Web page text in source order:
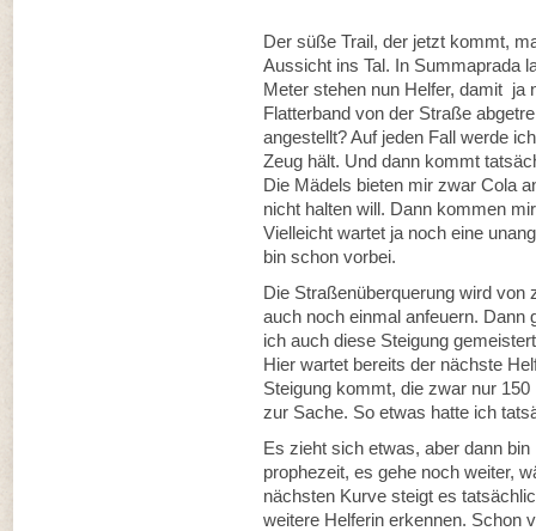
Der süße Trail, der jetzt kommt,
Aussicht ins Tal. In Summaprada
Meter stehen nun Helfer, damit ja
Flatterband von der Straße
angestellt? Auf jeden Fall werde
Zeug hält. Und dann kommt
Die Mädels bieten mir zwar Cola
nicht halten will. Dann kommen
Vielleicht wartet ja noch eine
bin schon vorbei.
Die Straßenüberquerung wird von
auch noch einmal anfeuern. Dann
ich auch diese Steigung
Hier wartet bereits der nächste
Steigung kommt, die zwar nur
zur Sache. So etwas hatte ich
Es zieht sich etwas, aber dann
prophezeit, es gehe noch weiter,
nächsten Kurve steigt es
weitere Helferin erkennen. Schon